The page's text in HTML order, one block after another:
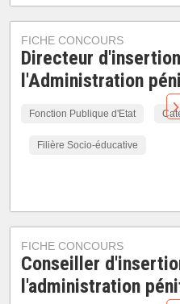
FICHE CONCOURS
Directeur
l'Administration
Fonction Publique d'Etat
Filière Socio-éducative
FICHE CONCOURS
Conseiller
l'administration